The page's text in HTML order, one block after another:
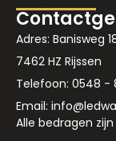
Adres: Banisweg
7462 HZ Rijssen
Telefoon: 0548 -
Email:
Alle bedragen